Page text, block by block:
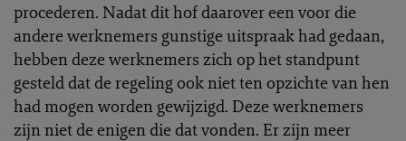
procederen. Nadat dit hof daarover een voor die
andere werknemers gunstige uitspraak had gedaan,
hebben deze werknemers zich op het standpunt
gesteld dat de regeling ook niet ten opzichte van hen
had mogen worden gewijzigd. Deze werknemers
zijn niet de enigen die dat vonden. Er zijn meer